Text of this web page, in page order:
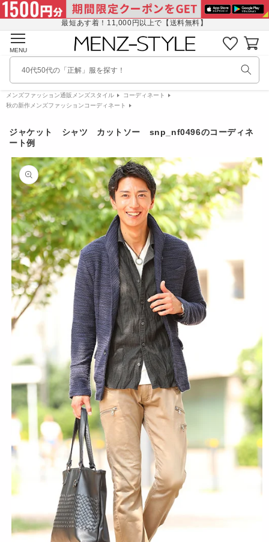
コンテ
ンツに
最短あす着！11,000円以上で【送料無料】
MENU
に
入
り
リ
ス
カ
ー
ト
40代50代の「正解」服を探す！
メンズファッション通販メンズスタイル
コーディネート
秋の新作メンズファッションコーディネート
ジャケット シャツ カットソー snp_nf0496のコーディネ
ート例
商品情
報にス
キップ